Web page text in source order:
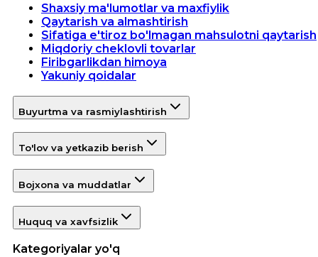
Shaxsiy ma'lumotlar va maxfiylik
Qaytarish va almashtirish
Sifatiga e'tiroz bo'lmagan mahsulotni qaytarish
Miqdoriy cheklovli tovarlar
Firibgarlikdan himoya
Yakuniy qoidalar
Buyurtma va rasmiylashtirish
To'lov va yetkazib berish
Bojxona va muddatlar
Huquq va xavfsizlik
Kategoriyalar yo'q